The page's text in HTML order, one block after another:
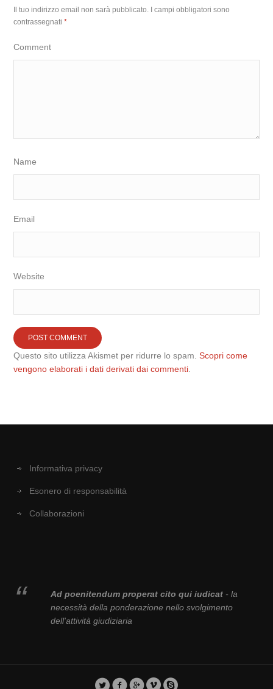
Il tuo indirizzo email non sarà pubblicato.
I campi obbligatori sono
contrassegnati*
Comment
Name
Email
Website
Questo sito utilizza Akismet per ridurre lo spam.Scopri come
vengono elaborati i dati derivati dai commenti
Informativa privacy
Esonero di responsabilità
Collaborazioni
Ad poenitendum properat cito qui iudicat- la
necessità della ponderazione nello svolgimento
dell'attività giudiziaria